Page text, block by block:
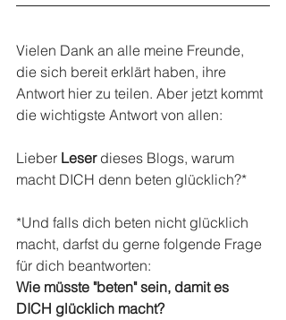
Vielen Dank an alle meine Freunde,
die sich bereit erklärt haben, ihre
Antwort hier zu teilen. Aber jetzt kommt
die wichtigste Antwort von allen:
Lieber Leser dieses Blogs, warum
macht DICH denn beten glücklich?*
*Und falls dich beten nicht glücklich
macht, darfst du gerne folgende Frage
für dich beantworten:
Wie müsste "beten" sein, damit es
DICH glücklich macht?